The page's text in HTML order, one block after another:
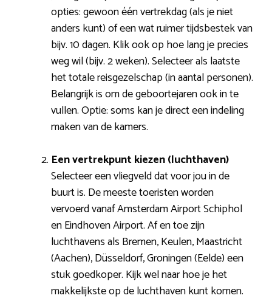
opties: gewoon één vertrekdag (als je niet
anders kunt) of een wat ruimer tijdsbestek van
bijv. 10 dagen. Klik ook op hoe lang je precies
weg wil (bijv. 2 weken). Selecteer als laatste
het totale reisgezelschap (in aantal personen).
Belangrijk is om de geboortejaren ook in te
vullen. Optie: soms kan je direct een indeling
maken van de kamers.
Een vertrekpunt kiezen (luchthaven)
Selecteer een vliegveld dat voor jou in de
buurt is. De meeste toeristen worden
vervoerd vanaf Amsterdam Airport Schiphol
en Eindhoven Airport. Af en toe zijn
luchthavens als Bremen, Keulen, Maastricht
(Aachen), Düsseldorf, Groningen (Eelde) een
stuk goedkoper. Kijk wel naar hoe je het
makkelijkste op de luchthaven kunt komen.